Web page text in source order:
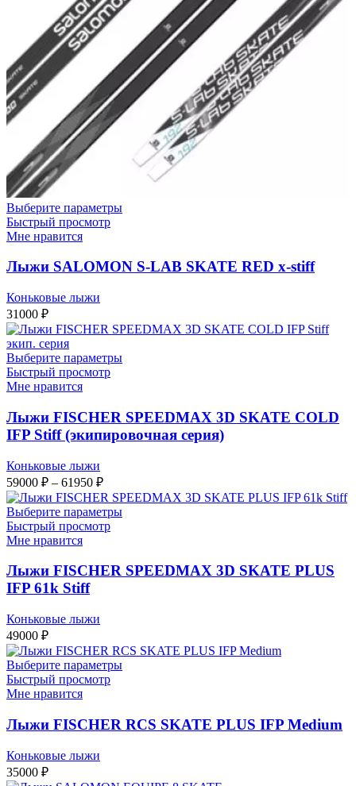
Выберите параметры
Быстрый просмотр
Мне нравится
Лыжи SALOMON S-LAB SKATE RED x-stiff
Коньковые лыжи
31000 ₽
Выберите параметры
Быстрый просмотр
Мне нравится
Лыжи FISCHER SPEEDMAX 3D SKATE COLD
IFP Stiff (экипировочная серия)
Коньковые лыжи
59000 ₽ – 61950 ₽Диапазон
цен:
59000 ₽
–
Выберите параметры
Быстрый просмотр
Мне нравится
Лыжи FISCHER SPEEDMAX 3D SKATE PLUS
IFP 61k Stiff
Коньковые лыжи
49000 ₽
Выберите параметры
Быстрый просмотр
Мне нравится
Лыжи FISCHER RCS SKATE PLUS IFP Medium
Коньковые лыжи
35000 ₽